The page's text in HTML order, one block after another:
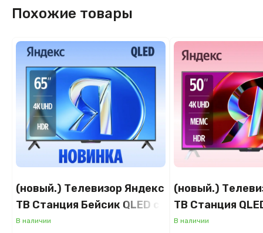
Похожие товары
(новый.) Телевизор Яндекс
ТВ Станция Бейсик QLED с
Алисой 65 YNDX-00081
В наличии
(новый.)
ТВ Станция
50 YNDX-00094
В наличии